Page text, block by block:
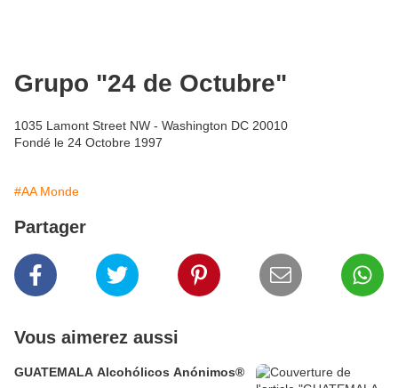
Grupo "24 de Octubre"
1035 Lamont Street NW - Washington DC 20010
Fondé le 24 Octobre 1997
#AA Monde
Partager
Vous aimerez aussi
GUATEMALA Alcohólicos Anónimos®